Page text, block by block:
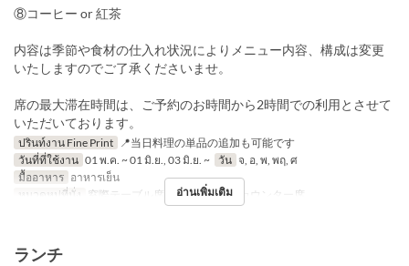
⑧コーヒー or 紅茶
内容は季節や食材の仕入れ状況によりメニュー内容、構成は変更
いたしますのでご了承くださいませ。
席の最大滞在時間は、ご予約のお時間から2時間での利用とさせて
いただいております。
ปรินท์งาน Fine Print
📍当日料理の単品の追加も可能です
วันที่ที่ใช้งาน 01 พ.ค. ~ 01 มิ.ย., 03 มิ.ย. ~ วัน จ, อ, พ, พฤ, ศ
มื้ออาหาร อาหารเย็น
หมวดหมู่ที่นั่ง
窓際テーブル席, メインホール, カウンター席
อ่านเพิ่มเติม
ランチ